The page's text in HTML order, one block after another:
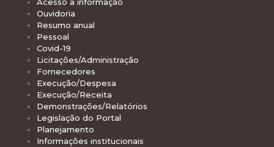
Acesso à informação
Ouvidoria
Resumo anual
Pessoal
Covid-19
Licitações/Administração
Fornecedores
Execução/Despesa
Execução/Receita
Demonstrações/Relatórios
Legislação do Portal
Planejamento
Informações institucionais